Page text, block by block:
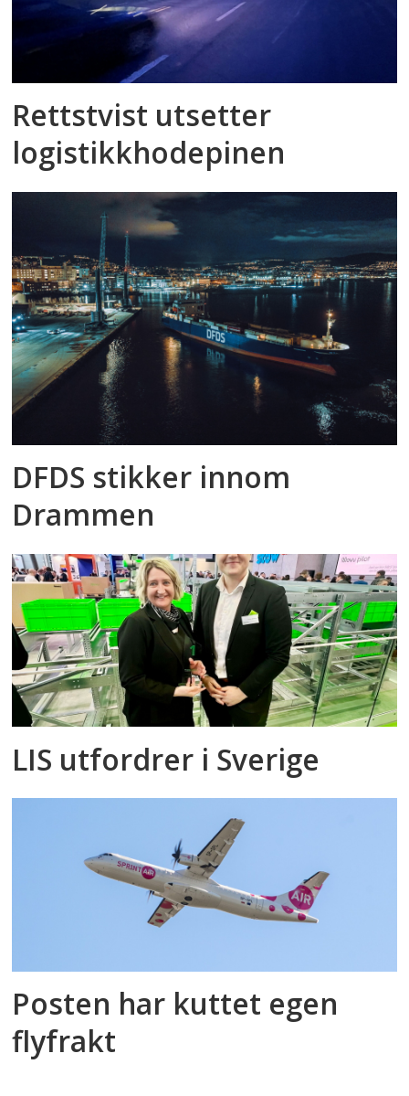
Rettstvist utsetter
logistikkhodepinen
DFDS stikker innom
Drammen
LIS utfordrer i Sverige
Posten har kuttet egen
flyfrakt